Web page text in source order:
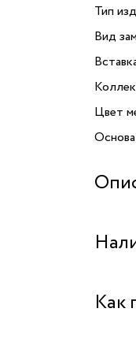
Тип
Вид
Цвет
в
Бутик
Как